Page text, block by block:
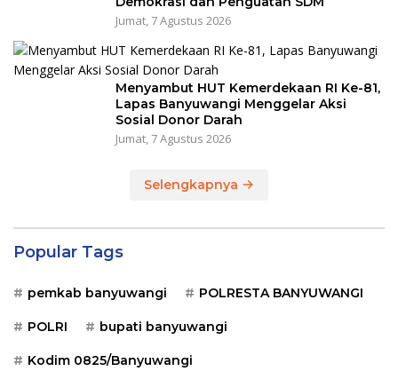
Jumat, 7 Agustus 2026
Menyambut HUT Kemerdekaan RI Ke-81,
Lapas Banyuwangi Menggelar Aksi
Sosial Donor Darah
Jumat, 7 Agustus 2026
Selengkapnya
Popular Tags
pemkab banyuwangi POLRESTA BANYUWANGI
POLRI bupati banyuwangi
Kodim 0825/Banyuwangi